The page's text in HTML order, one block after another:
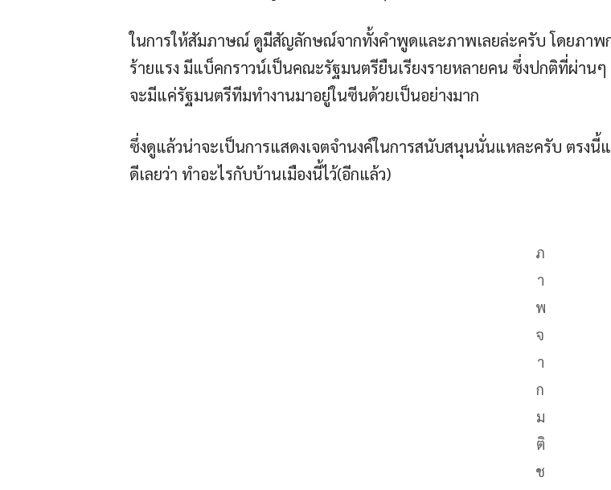
ในการให้สัมภาษณ์ ดูมีสัญลักษณ์จากทั้งคำพูดและภาพเลยล่ะครับ โดยภาพ
ร้ายแรง มีแบ็คกราวน์เป็นคณะรัฐมนตรียืนเรียงรายหลายคน ซึ่งปกติที่ผ่าน
จะมีแค่รัฐมนตรีทีมทำงานมาอยู่ในซีนด้วยเป็นอย่างมาก
ซึ่งดูแล้วน่าจะเป็นการแสดงเจตจำนงค์ในการสนับสนุนนั่นแหละครับ ตรง
ดีเลยว่า ทำอะไรกับบ้านเมืองนี้ไว้(อีกแล้ว)
ภ
า
พ
จ
า
ก
ม
ติ
ช